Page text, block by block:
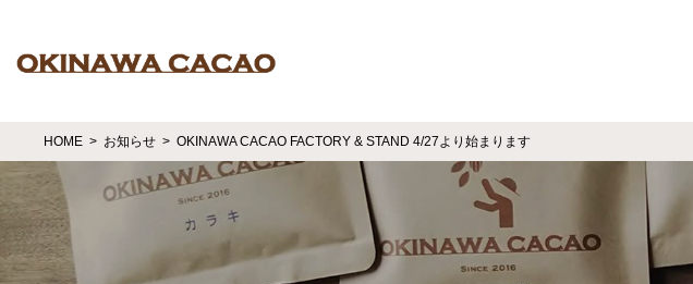
HOME お知らせ OKINAWA CACAO FACTORY & STAND 4/27より始まります